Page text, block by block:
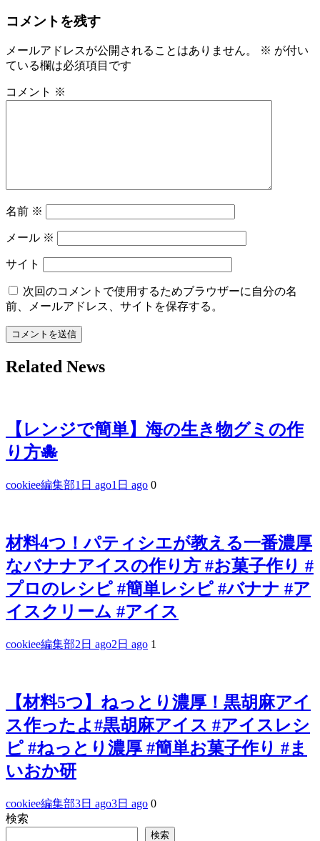
ビ
ゲ
シ
コメントを残す
メールアドレスが公開されることはありません。 ※ が付い
ている欄は必須項目です
コメント ※
名前 ※
メール ※
サイト
次回のコメントで使用するためブラウザーに自分の名
前、メールアドレス、サイトを保存する。
Related News
【レンジで簡単】海の生き物グミの作
り方🐙
cookiee編集部1日 ago1日 ago 0
材料4つ！パティシエが教える一番濃厚
なバナナアイスの作り方 #お菓子作り #
プロのレシピ #簡単レシピ #バナナ #ア
イスクリーム #アイス
cookiee編集部2日 ago2日 ago 1
【材料5つ】ねっとり濃厚！黒胡麻アイ
ス作ったよ#黒胡麻アイス #アイスレシ
ピ #ねっとり濃厚 #簡単お菓子作り #ま
いおか研
cookiee編集部3日 ago3日 ago 0
検索
検索